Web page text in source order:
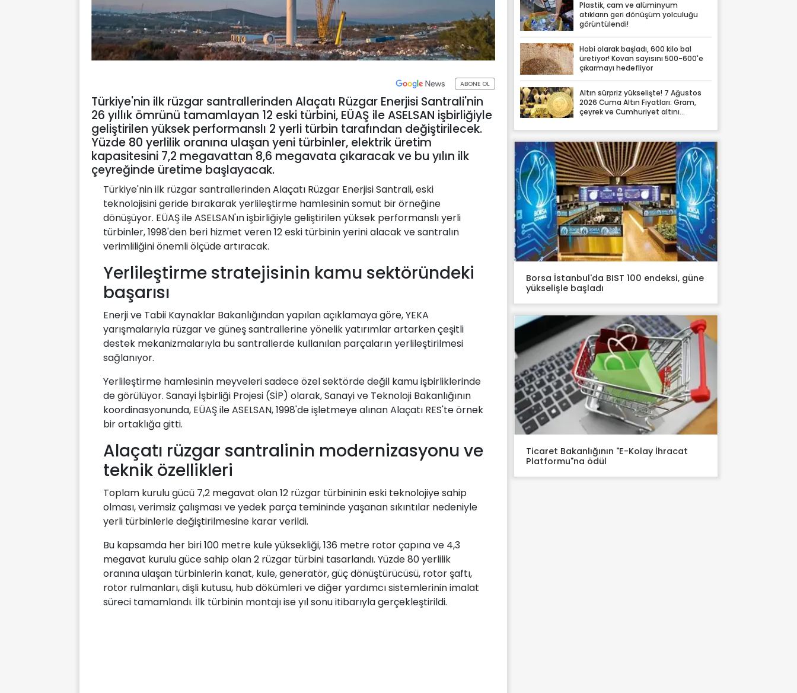
ABONE OL
Türkiye'nin ilk rüzgar santrallerinden Alaçatı Rüzgar Enerjisi Santrali'nin
26 yıllık ömrünü tamamlayan 12 eski türbini, EÜAŞ ile ASELSAN işbirliğiyle
geliştirilen yüksek performanslı 2 yerli türbin tarafından değiştirilecek.
Yüzde 80 yerlilik oranına ulaşan yeni türbinler, elektrik üretim
kapasitesini 7,2 megavattan 8,6 megavata çıkaracak ve bu yılın ilk
çeyreğinde üretime başlayacak.
Türkiye'nin ilk rüzgar santrallerinden Alaçatı Rüzgar Enerjisi Santrali, eski
teknolojisini geride bırakarak yerlileştirme hamlesinin somut bir örneğine
dönüşüyor. EÜAŞ ile ASELSAN'ın işbirliğiyle geliştirilen yüksek performanslı yerli
türbinler, 1998'den beri hizmet veren 12 eski türbinin yerini alacak ve santralın
verimliliğini önemli ölçüde artıracak.
Yerlileştirme stratejisinin kamu sektöründeki
başarısı
Enerji ve Tabii Kaynaklar Bakanlığından yapılan açıklamaya göre, YEKA
yarışmalarıyla rüzgar ve güneş santrallerine yönelik yatırımlar artarken çeşitli
destek mekanizmalarıyla bu santrallerde kullanılan parçaların yerlileştirilmesi
sağlanıyor.
Yerlileştirme hamlesinin meyveleri sadece özel sektörde değil kamu işbirliklerinde
de görülüyor. Sanayi İşbirliği Projesi (SİP) olarak, Sanayi ve Teknoloji Bakanlığının
koordinasyonunda, EÜAŞ ile ASELSAN, 1998'de işletmeye alınan Alaçatı RES'te örnek
bir ortaklığa gitti.
Alaçatı rüzgar santralinin modernizasyonu ve
teknik özellikleri
Toplam kurulu gücü 7,2 megavat olan 12 rüzgar türbininin eski teknolojiye sahip
olması, verimsiz çalışması ve yedek parça temininde yaşanan sıkıntılar nedeniyle
yerli türbinlerle değiştirilmesine karar verildi.
Bu kapsamda her biri 100 metre kule yüksekliği, 136 metre rotor çapına ve 4,3
megavat kurulu güce sahip olan 2 rüzgar türbini tasarlandı. Yüzde 80 yerlilik
oranına ulaşan türbinlerin kanat, kule, generatör, güç dönüştürücüsü, rotor şaftı,
rotor rulmanları, dişli kutusu, hub dökümleri ve diğer yardımcı sistemlerinin imalat
süreci tamamlandı. İlk türbinin montajı ise yıl sonu itibarıyla gerçekleştirildi.
Plastik, cam ve alüminyum
atıkların geri dönüşüm yolculuğu
görüntülendi!
Hobi olarak başladı, 600 kilo bal
üretiyor! Kovan sayısını 500-600'e
çıkarmayı hedefliyor
Altın sürpriz yükselişte! 7 Ağustos
2026 Cuma Altın Fiyatları: Gram,
çeyrek ve Cumhuriyet altını
Borsa İstanbul'da BIST 100 endeksi, güne
yükselişle başladı
Ticaret Bakanlığının "E-Kolay İhracat
Platformu"na ödül